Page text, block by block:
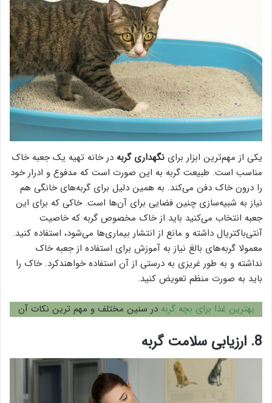
یکی از مهم‌ترین ابزار برای نگهداری گربه در خانه تهیه یک جعبه خاک
مناسب است. طبیعت گربه به این صورت است که مدفوع و ادرار خود
را درون خاک دفن می‌کند. به همین دلیل برای گربه‌های خانگی هم
نیاز به شبیه‌سازی چنین فضایی برای آن‌ها است. خاکی که برای این
جعبه انتخاب می‌کنید باید از خاک مخصوص گربه که خاصیت
آنتی‌باکتریال داشته و مانع از انتشار بیماری‌ها می‌شود، استفاده کنید.
معمولا گربه‌های بالغ نیاز به آموزش برای استفاده از جعبه خاک
نداشته و به طور غریزی به درستی از آن استفاده خواهندکرد. خاک را
باید به صورت منظم تعویض کنید.
بهترین غذا برای بچه گربه در سنین مختلف و مهم ترین نکات آن
8. ارزیابی سلامت گربه